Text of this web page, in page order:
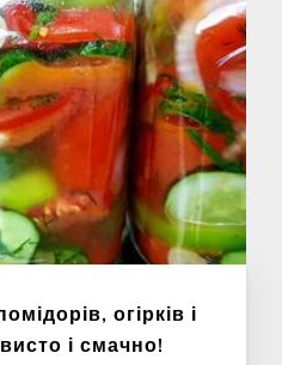
огірків і
і смачно!